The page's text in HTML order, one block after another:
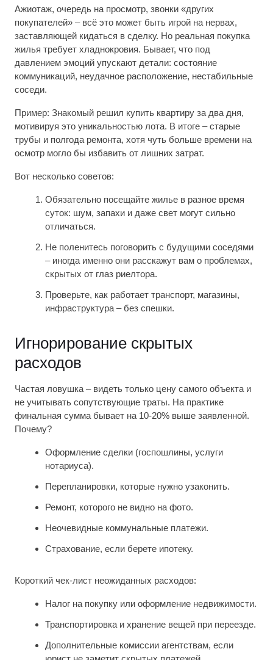
Ажиотаж, очередь на просмотр, звонки «других
покупателей» – всё это может быть игрой на нервах,
заставляющей кидаться в сделку. Но реальная покупка
жилья требует хладнокровия. Бывает, что под
давлением эмоций упускают детали: состояние
коммуникаций, неудачное расположение, нестабильные
соседи.
Пример: Знакомый решил купить квартиру за два дня,
мотивируя это уникальностью лота. В итоге – старые
трубы и полгода ремонта, хотя чуть больше времени на
осмотр могло бы избавить от лишних затрат.
Вот несколько советов:
Обязательно посещайте жилье в разное время
суток: шум, запахи и даже свет могут сильно
отличаться.
Не поленитесь поговорить с будущими соседями
– иногда именно они расскажут вам о проблемах,
скрытых от глаз риелтора.
Проверьте, как работает транспорт, магазины,
инфраструктура – без спешки.
Игнорирование скрытых
расходов
Частая ловушка – видеть только цену самого объекта и
не учитывать сопутствующие траты. На практике
финальная сумма бывает на 10-20% выше заявленной.
Почему?
Оформление сделки (госпошлины, услуги
нотариуса).
Перепланировки, которые нужно узаконить.
Ремонт, которого не видно на фото.
Неочевидные коммунальные платежи.
Страхование, если берете ипотеку.
Короткий чек-лист неожиданных расходов:
Налог на покупку или оформление недвижимости.
Транспортировка и хранение вещей при переезде.
Дополнительные комиссии агентствам, если